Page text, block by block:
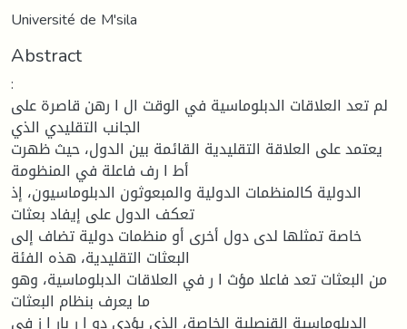
Université de M'sila
Abstract
:
لم تعد العلاقات الدبلوماسية في الوقت ال ا رهن قاصرة على
الجانب التقليدي الذي
يعتمد على العلاقة التقليدية القائمة بين الدول، حيث ظهرت
أط ا رف فاعلة في المنظومة
الدولية كالمنظمات الدولية والمبعوثون الدبلوماسيون، إذ
تعكف الدول على إيفاد بعثات
خاصة تمثلها لدى دول أخرى أو منظمات دولية تضاف إلى
البعثات التقليدية، هذه الفئة
من البعثات تعد فاعلا مؤث ا ر في العلاقات الدبلوماسية، وهو
ما يعرف بنظام البعثات
الدبلوماسية القنصلية الخاصة، الذي يؤدي دو ا ر بار ا ز في